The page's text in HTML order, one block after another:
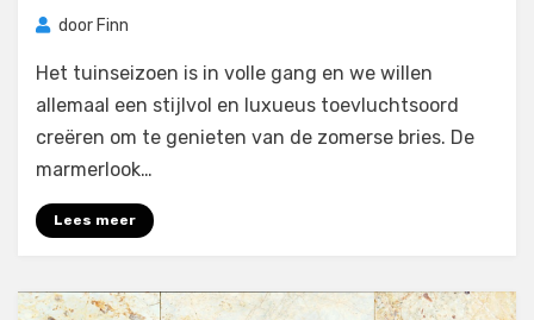
door Finn
Het tuinseizoen is in volle gang en we willen
allemaal een stijlvol en luxueus toevluchtsoord
creëren om te genieten van de zomerse bries. De
marmerlook…
Lees meer